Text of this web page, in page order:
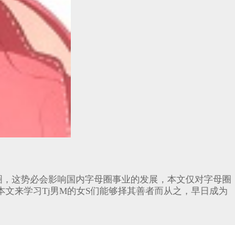
这势必会影响国内字母圈事业的发展，本文仅对字母圈
来学习Tj男M的女S们能够择其善者而从之，早日成为